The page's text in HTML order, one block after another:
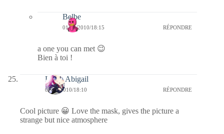
Belbe
01/01/2010/18:15 RÉPONDRE
a one you can met 😉
Bien à toi !
Laura Abigail
01/01/2010/18:10 RÉPONDRE
Cool picture 😀 Love the mask, gives the picture a
strange but nice atmosphere